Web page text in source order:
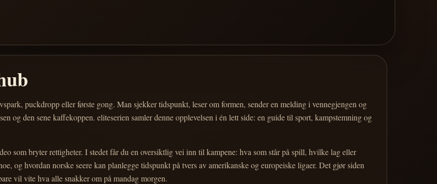
puckdropp eller første gong. Man sjekker tidspunkt, leser om formen, sender en melding i vennegjengen og
og den sene kaffekoppen. eliteserien samler denne opplevelsen i én lett side: en guide til sport, kampstemning og
som bryter rettigheter. I stedet får du en oversiktlig vei inn til kampene: hva som står på spill, hvilke lag eller
og hvordan norske seere kan planlegge tidspunkt på tvers av amerikanske og europeiske ligaer. Det gjør siden
vil vite hva alle snakker om på mandag morgen.